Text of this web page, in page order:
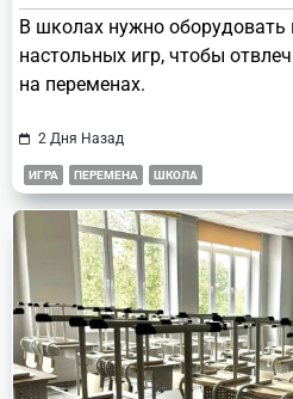
В школах нужно оборудовать
настольных игр, чтобы
на переменах.
2 Дня Назад
ИГРА ПЕРЕМЕНА ШКОЛА